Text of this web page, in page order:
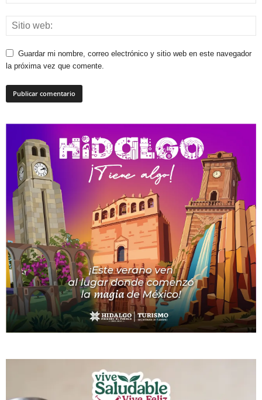
Guardar mi nombre, correo electrónico y sitio web en este navegador
la próxima vez que comente.